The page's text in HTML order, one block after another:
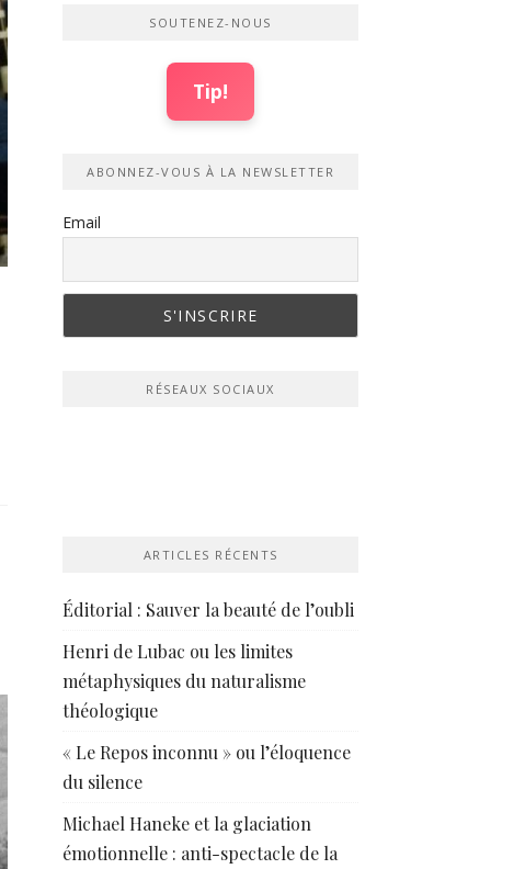
SOUTENEZ-NOUS
Tip!
ABONNEZ-VOUS À LA NEWSLETTER
Email
RÉSEAUX SOCIAUX
ARTICLES RÉCENTS
Éditorial : Sauver la beauté de l’oubli
Henri de Lubac ou les limites
métaphysiques du naturalisme
théologique
« Le Repos inconnu » ou l’éloquence
du silence
Michael Haneke et la glaciation
émotionnelle : anti-spectacle de la